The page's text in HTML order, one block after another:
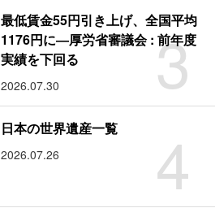
3
最低賃金55円引き上げ、全国平均
1176円に―厚労省審議会 : 前年度
実績を下回る
2026.07.30
4
日本の世界遺産一覧
2026.07.26